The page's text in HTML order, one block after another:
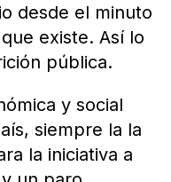
desde el minuto
existe. Así lo
pública.
y social
siempre la la
la iniciativa a